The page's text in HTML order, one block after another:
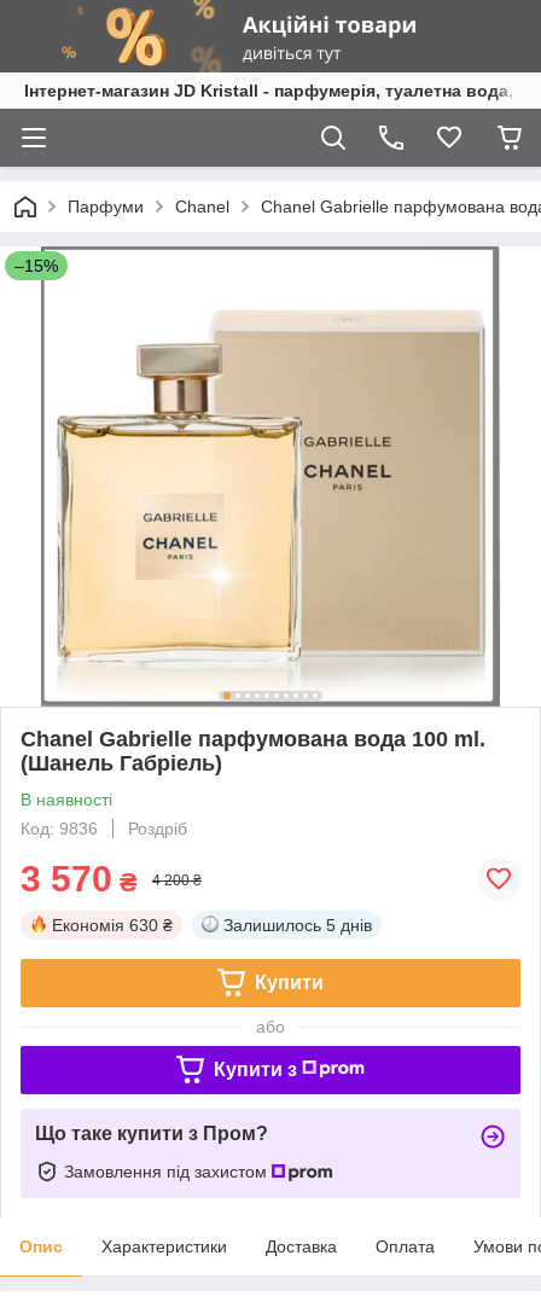
Інтернет-магазин JD Kristall - парфумерія, туалетна вода,
Парфуми Chanel Chanel Gabrielle парфумована
–15%
Chanel Gabrielle парфумована вода 100 ml.
(Шанель Габріель)
В наявності
Код: 9836
Роздріб
3 570 ₴ 4 200 ₴
Економія 630 ₴ Залишилось 5 днів
Купити
або
Купити з
Що таке купити з Пром?
Замовлення під захистом
Опис Характеристики Доставка Оплата Умови